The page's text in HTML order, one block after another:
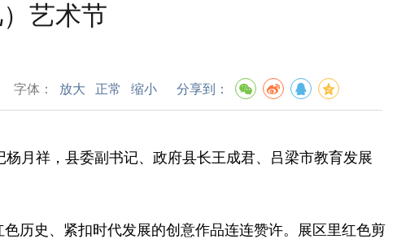
艺术节
字体： 放大 正常 缩小 分享到：
月祥，县委副书记、政府县长王成君、吕梁市教育发展
史、紧扣时代发展的创意作品连连赞许。展区里红色剪